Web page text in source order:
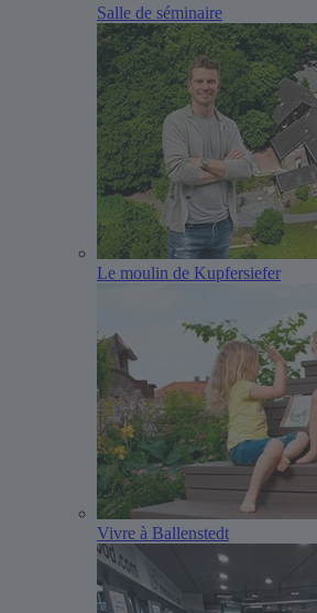
Salle de séminaire
Le moulin de Kupfersiefer
Vivre à Ballenstedt